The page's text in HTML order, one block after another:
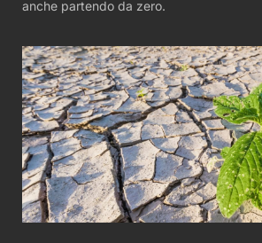
anche partendo da zero.